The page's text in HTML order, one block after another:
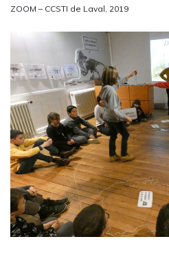
ZOOM – CCSTI de Laval, 2019